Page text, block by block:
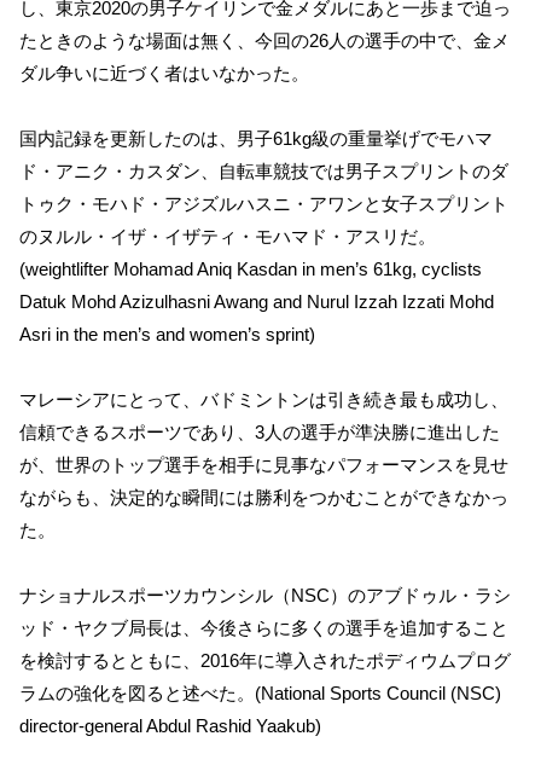
し、東京2020の男子ケイリンで金メダルにあと一歩まで迫っ
たときのような場面は無く、今回の26人の選手の中で、金メ
ダル争いに近づく者はいなかった。
国内記録を更新したのは、男子61kg級の重量挙げでモハマ
ド・アニク・カスダン、自転車競技では男子スプリントのダ
トゥク・モハド・アジズルハスニ・アワンと女子スプリント
のヌルル・イザ・イザティ・モハマド・アスリだ。
(weightlifter Mohamad Aniq Kasdan in men’s 61kg, cyclists
Datuk Mohd Azizulhasni Awang and Nurul Izzah Izzati Mohd
Asri in the men’s and women’s sprint)
マレーシアにとって、バドミントンは引き続き最も成功し、
信頼できるスポーツであり、3人の選手が準決勝に進出した
が、世界のトップ選手を相手に見事なパフォーマンスを見せ
ながらも、決定的な瞬間には勝利をつかむことができなかっ
た。
ナショナルスポーツカウンシル（NSC）のアブドゥル・ラシ
ッド・ヤクブ局長は、今後さらに多くの選手を追加すること
を検討するとともに、2016年に導入されたポディウムプログ
ラムの強化を図ると述べた。(National Sports Council (NSC)
director-general Abdul Rashid Yaakub)